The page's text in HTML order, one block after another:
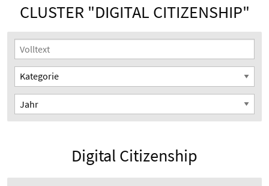
CLUSTER "DIGITAL CITIZENSHIP"
Digital Citizenship